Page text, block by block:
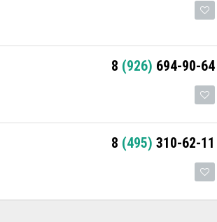
8 (926) 694-90-64
8 (495) 310-62-11